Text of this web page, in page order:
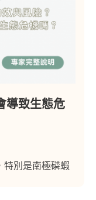
導致生態危
特別是南極磷蝦